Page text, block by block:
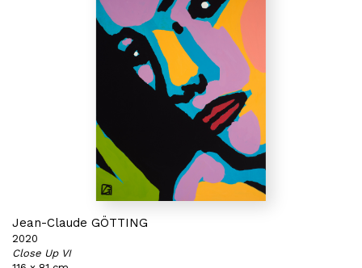
Jean-Claude GÖTTING
2020
Close Up VI